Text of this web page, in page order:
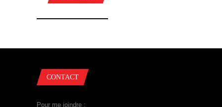
CONTACT
Pour me joindre :